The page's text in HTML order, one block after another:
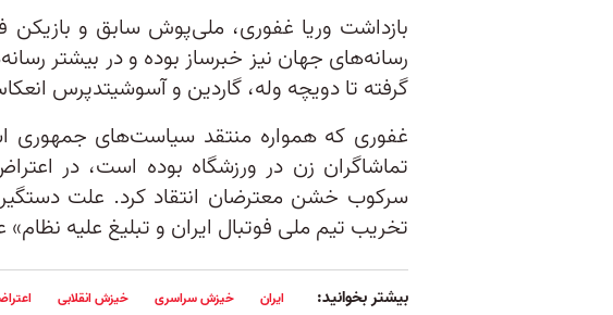
بازداشت وریا غفوری، ملی‌پوش سابق و بازیکن
رسانه‌های جهان نیز خبرساز بوده و در بیشتر
گرفته تا دویچه وله، گاردین و آسوشیتدپرس
غفوری که همواره منتقد سیاست‌های جمهوری
تماشاگران زن در ورزشگاه بوده است، در
سرکوب خشن معترضان انتقاد کرد. علت
تخریب تیم ملی فوتبال ایران و تبلیغ علیه
بیشتر بخوانید: ایران خیزش سراسری خیزش انقلابی